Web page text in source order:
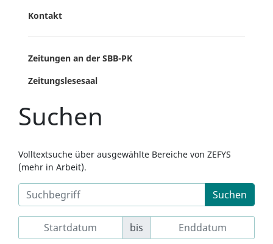
Kontakt
Zeitungen an der SBB-PK
Zeitungslesesaal
Suchen
Volltextsuche über ausgewählte Bereiche von ZEFYS
(mehr in Arbeit).
Suchen
bis